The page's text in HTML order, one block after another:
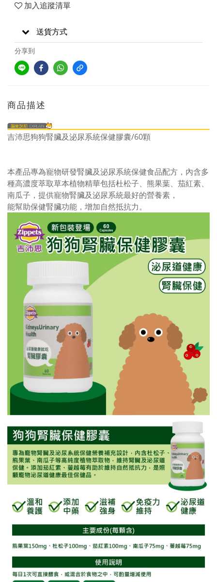
加入追蹤清單
送貨方式
分享到
商品描述
吉沛思狗狗腎臟及泌尿系統保健膠囊/60顆
本產品專為寵物研發腎臟及泌尿系統保健食品配方，內含多
種高濃度萃取草本植物精華包括杜松子、熊果葉、茄紅素、
南瓜子，提供寵物腎臟及泌尿系統最好的營養素，
能幫助保健腎臟功能，增加自然抵抗力。